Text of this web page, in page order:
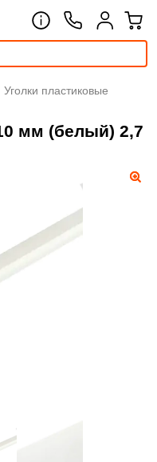
Уголки пластиковые
мм (белый) 2,7